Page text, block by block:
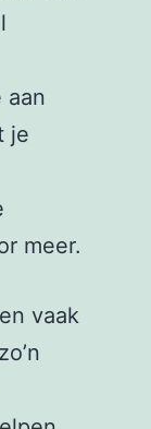
aan
je
meer.
vaak